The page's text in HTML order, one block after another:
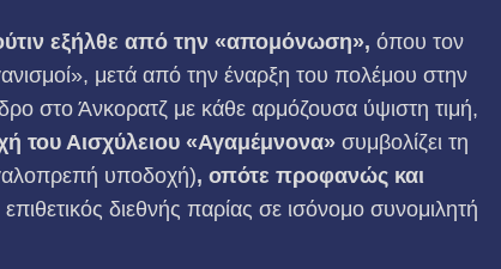
εξήλθε από την «απομόνωση», όπου τον
μετά από την έναρξη του πολέμου στην
στο Άνκορατζ με κάθε αρμόζουσα ύψιστη τιμή,
του Αισχύλειου «Αγαμέμνονα» συμβολίζει τη
υποδοχή), οπότε προφανώς και
διεθνής παρίας σε ισόνομο συνομιλητή